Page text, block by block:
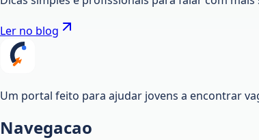
Ler no blog
Um portal feito para ajudar jovens a encontrar
Navegacao